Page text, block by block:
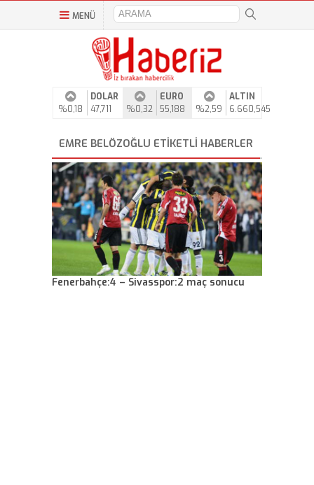
MENÜ
%0,18
DOLAR
47,711
%0,32
EURO
55,188
%2,59
ALTIN
6.660,545
EMRE BELÖZOĞLU ETIKETLI HABERLER
Fenerbahçe:4 – Sivasspor:2 maç sonucu